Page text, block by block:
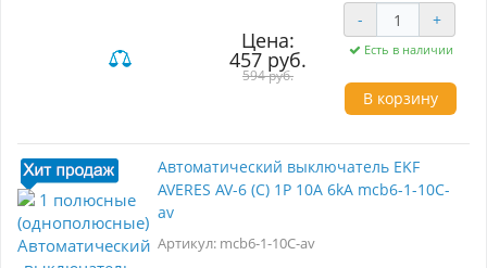
также для защиты от токов перегрузки и
короткого замыкания в административных,
промышленных и жилых зданиях.
Номинальная отключающая способность (Icn)
составляет 6 кА. Полный набор аксессуаров
для расширения функций. Гарантийные
Цена:
457 руб.
594 руб.
- +
Есть в наличии
В корзину
Автоматический выключатель EKF
AVERES AV-6 (С) 1P 10А 6kA mcb6-1-10C-
av
Артикул: mcb6-1-10C-av